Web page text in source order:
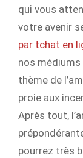
qui vous
votre avenir
par tchat en
nos médiums
thème de
proie aux
Après tout,
pourrez très